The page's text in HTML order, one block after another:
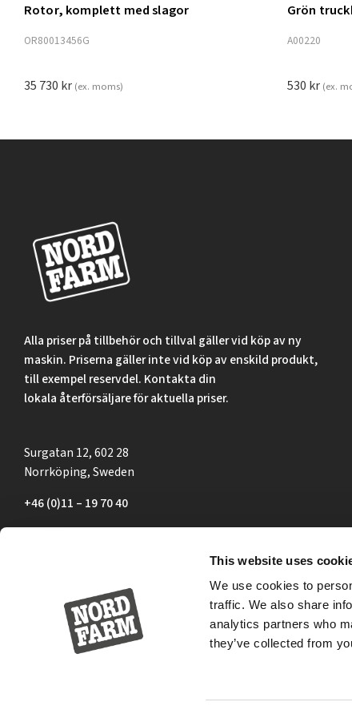
This website uses
We use cookies to
traffic. We also share
analytics partners who
they’ve collected from
Rotor, komplett med slagor
OR80013456G
35 730 kr (ex. moms)
Grön
A00220
530 kr (ex.
Alla priser på tillbehör och tillval gäller vid köp av ny
maskin. Priserna gäller inte vid köp av enskild produkt,
till exempel reservdel. Kontakta din
lokala återförsäljare för aktuella priser.
Surgatan 12, 602 28
Norrköping, Sweden
+46 (0)11 – 19 70 40